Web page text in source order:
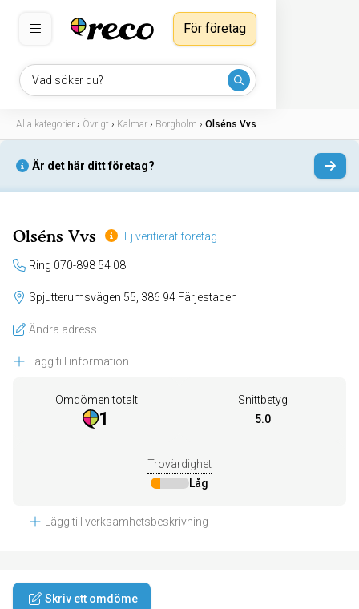
Vad söker du?
För företag
Alla kategorier › Övrigt › Kalmar › Borgholm › Olséns Vvs
Är det här ditt företag?
Olséns Vvs Ej verifierat företag
Ring 070-898 54 08
Spjutterumsvägen 55, 386 94 Färjestaden
Ändra adress
Lägg till information
Omdömen totalt
1
Snittbetyg
5.0
Trovärdighet
Låg
Lägg till verksamhetsbeskrivning
Skriv ett omdöme